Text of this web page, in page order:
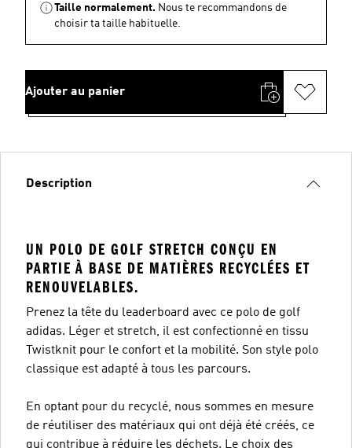
Taille normalement. Nous te recommandons de
choisir ta taille habituelle.
Ajouter au panier
Description
UN POLO DE GOLF STRETCH CONÇU EN
PARTIE À BASE DE MATIÈRES RECYCLÉES ET
RENOUVELABLES.
Prenez la tête du leaderboard avec ce polo de golf
adidas. Léger et stretch, il est confectionné en tissu
Twistknit pour le confort et la mobilité. Son style polo
classique est adapté à tous les parcours.
En optant pour du recyclé, nous sommes en mesure
de réutiliser des matériaux qui ont déjà été créés, ce
qui contribue à réduire les déchets. Le choix des